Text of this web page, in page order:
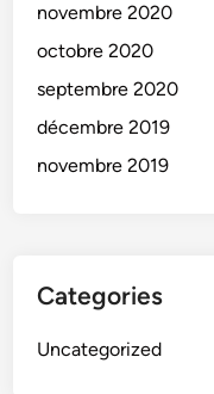
novembre 2020
octobre 2020
septembre 2020
décembre 2019
novembre 2019
Categories
Uncategorized